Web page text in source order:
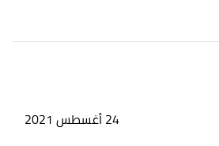
Urine Spin (PEUS) for The
the Evaluation of
,
24 أغسطس 2021